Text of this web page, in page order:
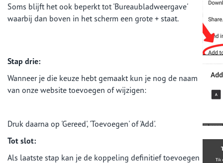
Soms blijft het ook beperkt tot 'Bureaubladweergave'
waarbij dan boven in het scherm een grote + staat.
Stap drie:
Wanneer je die keuze hebt gemaakt kun je nog de naam
van onze website toevoegen of wijzigen:
Druk daarna op 'Gereed', 'Toevoegen' of 'Add'.
Tot slot:
Als laatste stap kan je de koppeling definitief toevoegen